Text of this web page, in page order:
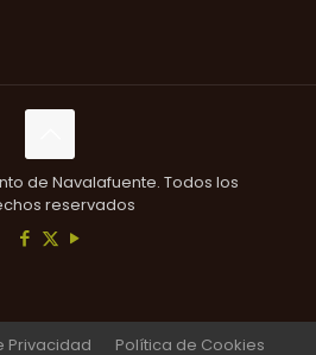
de Navalafuente. Todos los
reservados
Privacidad Política de Cookies